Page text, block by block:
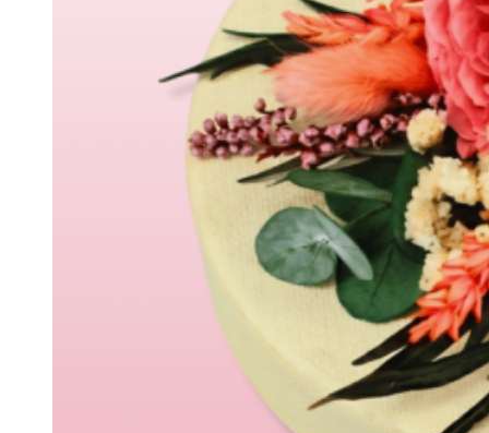
Ramos Premium
Ramos de novia
Ramos naturales
Ramos divertidos